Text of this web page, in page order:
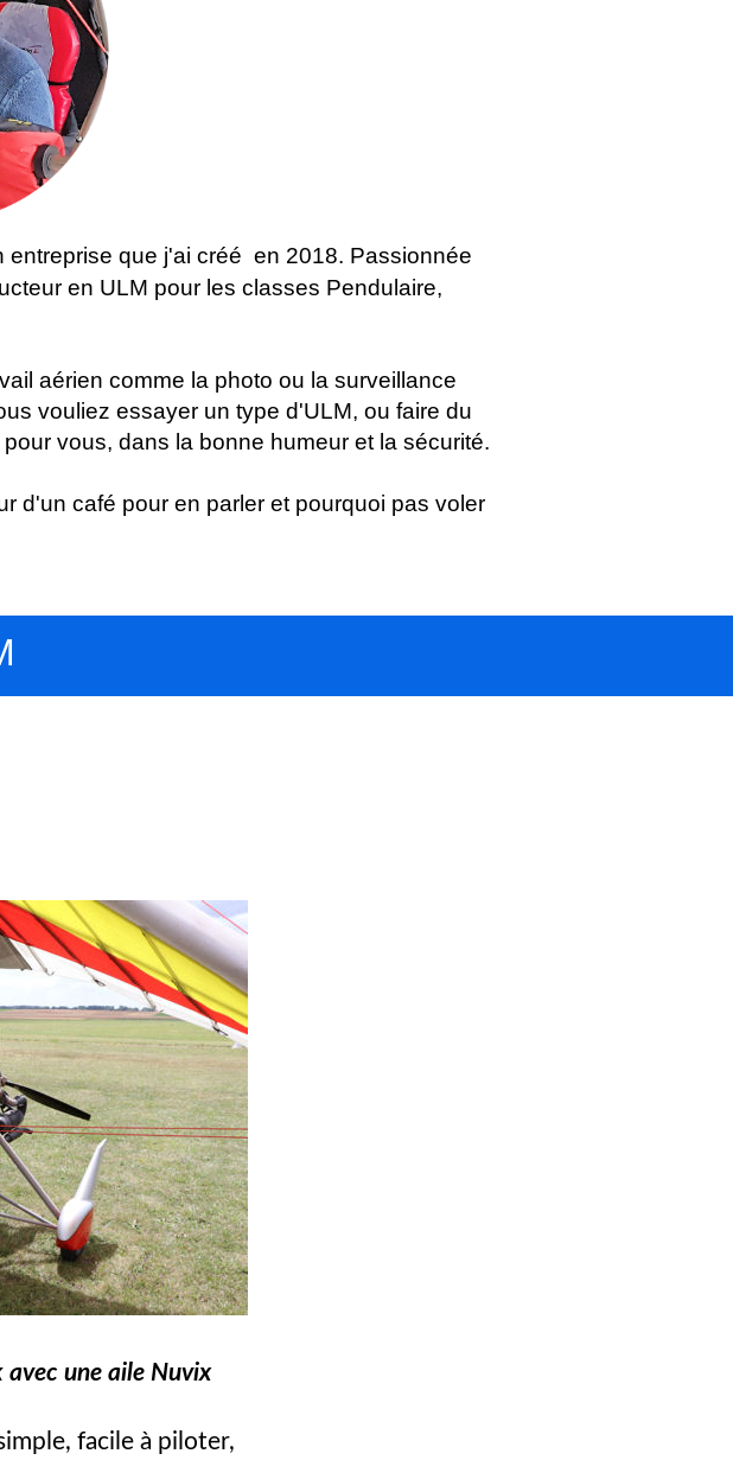
entreprise que j'ai créé en 2018. Passionnée
en ULM pour les classes Pendulaire,
aérien comme la photo ou la surveillance
vouliez essayer un type d'ULM, ou faire du
vous, dans la bonne humeur et la sécurité.
d'un café pour en parler et pourquoi pas voler
avec une aile Nuvix
facile à piloter,